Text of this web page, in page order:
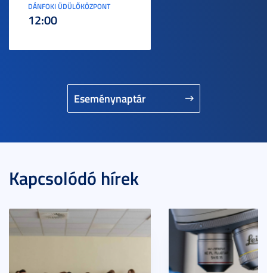
Eseménynaptár
DÁNFOKI ÜDÜLŐKÖZPONT
12:00
Kapcsolódó hírek